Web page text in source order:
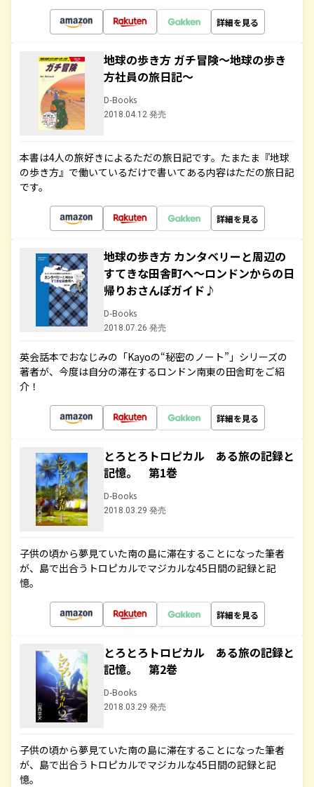
詳細を見る
地球の歩き方 ガチ冒険～地球の歩き
方社員の旅日記～
D-Books
2018.04.12 発売
本書は4人の旅好きによるただの旅日記です。たまたま『地球
の歩き方』で働いているだけで書いてある内容はただの旅日記
です。
詳細を見る
地球の歩き方 カンタベリーと周辺の
すてきな田舎町へ～ロンドンからの日
帰りおさんぽガイド♪
D-Books
2018.07.26 発売
英会話本でおなじみの「Kayoの“秘密のノート”」シリーズの
著者が、今度は自分の滞在するロンドン南東の田舎町をご紹
介！
詳細を見る
とろとろトロピカル ある旅の記録と
記憶。 第1巻
D-Books
2018.03.29 発売
子供の頃から夢見ていた南の島に滞在することになった筆者
が、島で出合うトロピカルでマジカルな45日間の記録と記
憶。
詳細を見る
とろとろトロピカル ある旅の記録と
記憶。 第2巻
D-Books
2018.03.29 発売
子供の頃から夢見ていた南の島に滞在することになった筆者
が、島で出合うトロピカルでマジカルな45日間の記録と記
憶。